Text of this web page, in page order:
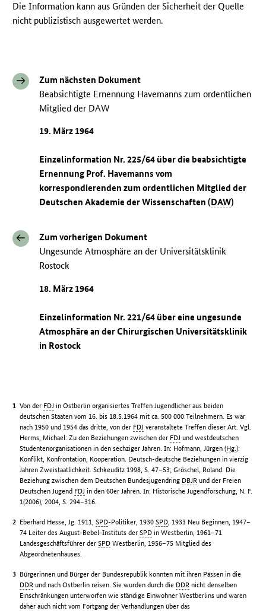
Die Information kann aus Gründen der Sicherheit der Quelle
nicht publizistisch ausgewertet werden.
Zum nächsten Dokument
Beabsichtigte Ernennung Havemanns zum ordentlichen
Mitglied der DAW
19. März 1964
Einzelinformation Nr. 225/64 über die beabsichtigte
Ernennung Prof. Havemanns vom
korrespondierenden zum ordentlichen Mitglied der
Deutschen Akademie der Wissenschaften (DAW)
Zum vorherigen Dokument
Ungesunde Atmosphäre an der Universitätsklinik
Rostock
18. März 1964
Einzelinformation Nr. 221/64 über eine ungesunde
Atmosphäre an der Chirurgischen Universitätsklinik
in Rostock
Von der FDJ in Ostberlin organisiertes Treffen Jugendlicher aus beiden
deutschen Staaten vom 16. bis 18.5.1964 mit ca. 500 000 Teilnehmern. Es war
nach 1950 und 1954 das dritte, von der FDJ veranstaltete Treffen dieser Art. Vgl.
Herms, Michael: Zu den Beziehungen zwischen der FDJ und westdeutschen
Studentenorganisationen in den sechziger Jahren. In: Hofmann, Jürgen (Hg.):
Konflikt, Konfrontation, Kooperation. Deutsch-deutsche Beziehungen in vierzig
Jahren Zweistaatlichkeit. Schkeuditz 1998, S. 47–53; Gröschel, Roland: Die
Beziehung zwischen dem Deutschen Bundesjugendring DBJR und der Freien
Deutschen Jugend FDJ in den 60er Jahren. In: Historische Jugendforschung, N. F.
1(2006), 2004, S. 294–316.
Eberhard Hesse, Jg. 1911,SPD-Politiker, 1930SPD , 1933 Neu Beginnen, 1947–
74 Leiter des August-Bebel-Instituts derSPD in Westberlin, 1961–71
Landesgeschäftsführer derSPD Westberlin, 1956–75 Mitglied des
Abgeordnetenhauses.
Bürgerinnen und Bürger der Bundesrepublik konnten mit ihren Pässen in die
DDR und nach Ostberlin reisen. Sie wurden durch die DDR nicht denselben
Einschränkungen unterworfen wie ständige Einwohner Westberlins und waren
daher auch nicht vom Fortgang der Verhandlungen über das